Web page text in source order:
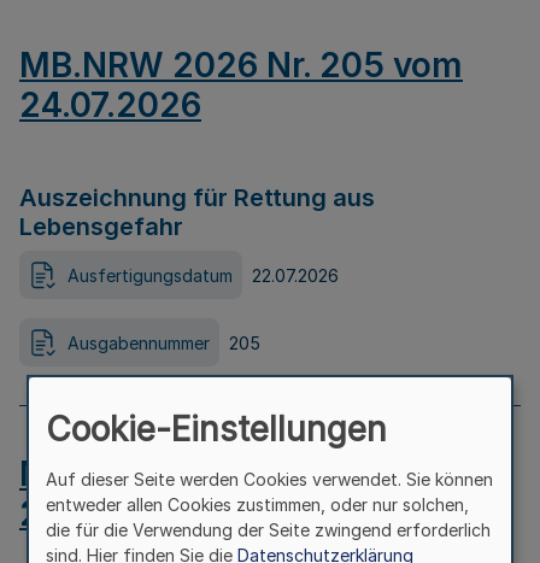
MB.NRW 2026 Nr. 205 vom
24.07.2026
Auszeichnung für Rettung aus
Lebensgefahr
Ausfertigungsdatum 22.07.2026
Ausgabennummer 205
MB.NRW 2026 Nr. 204 vom
24.07.2026
Cookie-Einstellungen
Auf dieser Seite werden Cookies verwendet. Sie können
entweder allen Cookies zustimmen, oder nur solchen,
die für die Verwendung der Seite zwingend erforderlich
sind. Hier finden Sie die Datenschutzerklärung